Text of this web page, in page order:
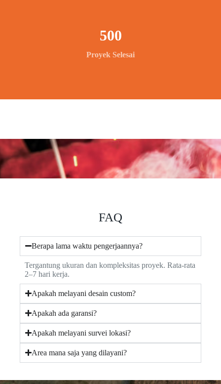
Proyek Selesai
500
FAQ
Berapa lama waktu pengerjaannya?
Tergantung ukuran dan kompleksitas proyek. Rata-rata
2–7 hari kerja.
Apakah melayani desain custom?
Apakah ada garansi?
Apakah melayani survei lokasi?
Area mana saja yang dilayani?